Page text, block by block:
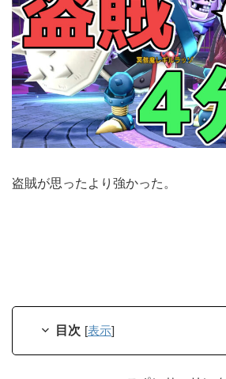
盗賊が思ったより強かった。
目次 [表示]